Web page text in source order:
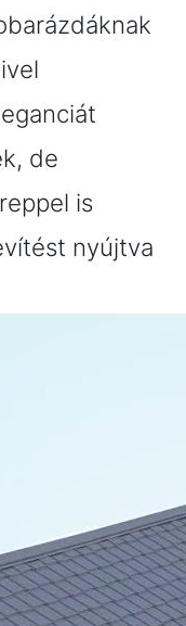
de
is
nyújtva